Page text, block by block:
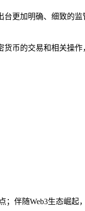
更加明确、细致的
币的交易和相关操
伴随Web3生态崛起